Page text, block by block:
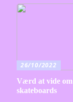
26/10/2022
Værd at vide om
skateboards